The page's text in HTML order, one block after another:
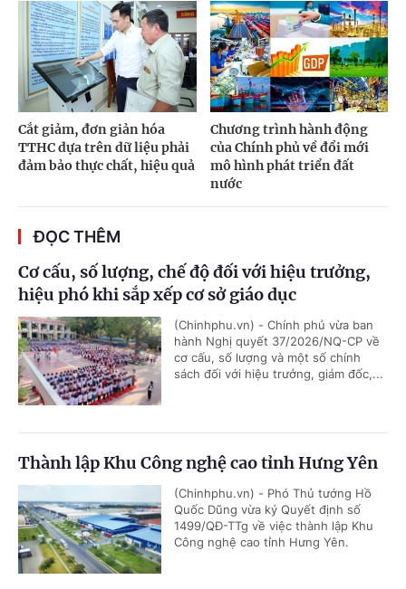
Cắt giảm, đơn giản hóa
TTHC dựa trên dữ liệu phải
đảm bảo thực chất, hiệu quả
Chương trình hành động
của Chính phủ về đổi mới
mô hình phát triển đất
nước
ĐỌC THÊM
Cơ cấu, số lượng, chế độ đối với hiệu trưởng,
hiệu phó khi sắp xếp cơ sở giáo dục
(Chinhphu.vn) - Chính phủ vừa ban
hành Nghị quyết 37/2026/NQ-CP về
cơ cấu, số lượng và một số chính
sách đối với hiệu trưởng, giám đốc,...
Thành lập Khu Công nghệ cao tỉnh Hưng Yên
(Chinhphu.vn) - Phó Thủ tướng Hồ
Quốc Dũng vừa ký Quyết định số
1499/QĐ-TTg về việc thành lập Khu
Công nghệ cao tỉnh Hưng Yên.